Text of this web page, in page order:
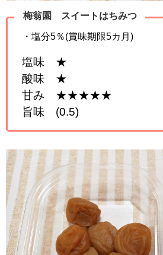
梅翁園 スイートはちみつ
・塩分5％(賞味期限5カ月)
塩味 ★
酸味 ★
甘み ★★★★★
旨味 (0.5)